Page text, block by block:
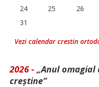
24
25 26
31
Vezi calendar crestin
2026 - „Anul
creștine”